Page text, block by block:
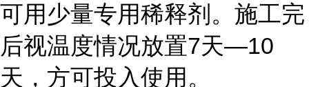
可用少量专用稀释剂。施工完
后视温度情况放置7天—10
天，方可投入使用。